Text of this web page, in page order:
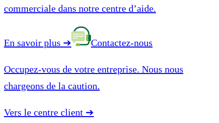
commerciale dans notre centre d’aide.
En savoir plus ➔ Contactez-nous
Occupez-vous de votre entreprise. Nous nous
chargeons de la caution.
Vers le centre client ➔